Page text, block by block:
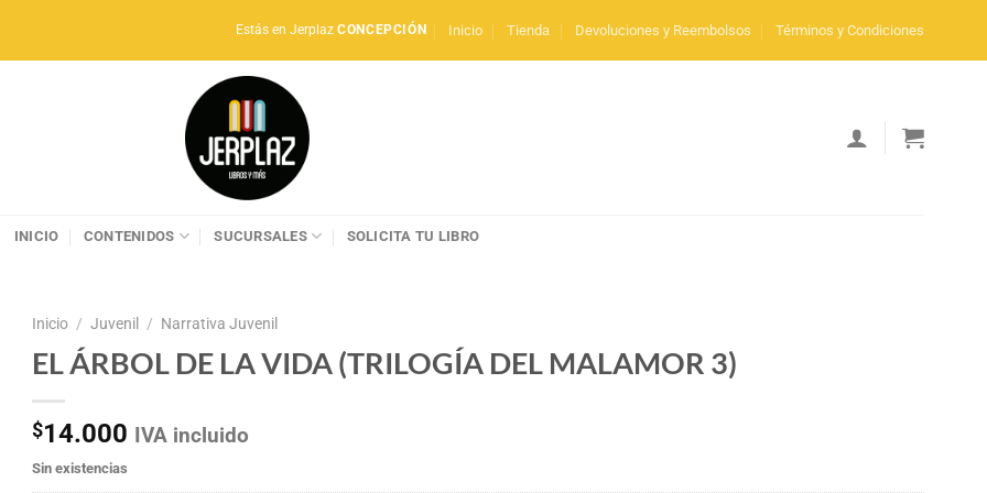
Estás en JerplazCONCEPCIÓN Inicio Tienda Devoluciones y Reembolsos Términos y Condiciones
INICIO CONTENIDOS SUCURSALES SOLICITA TU LIBRO
Inicio / Juvenil / Narrativa Juvenil
EL ÁRBOL DE LA VIDA (TRILOGÍA DEL MALAMOR 3)
$14.000 IVA incluido
Sin existencias